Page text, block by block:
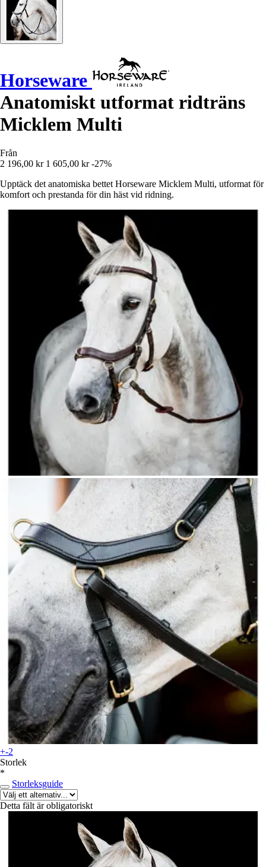
Horseware
Anatomiskt utformat ridträns
Micklem Multi
Från
2 196,00 kr 1 605,00 kr -27%
Upptäck det anatomiska bettet Horseware Micklem Multi, utformat för
komfort och prestanda för din häst vid ridning.
+-2
Storlek
*
Storleksguide
Detta fält är obligatoriskt